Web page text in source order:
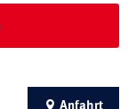
Anfahrt